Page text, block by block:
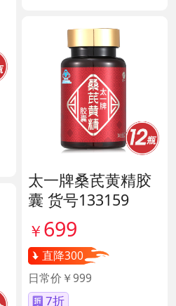
太一牌桑芪黄精胶
囊 货号133159
￥ 699
直降300
日常价￥999
7折